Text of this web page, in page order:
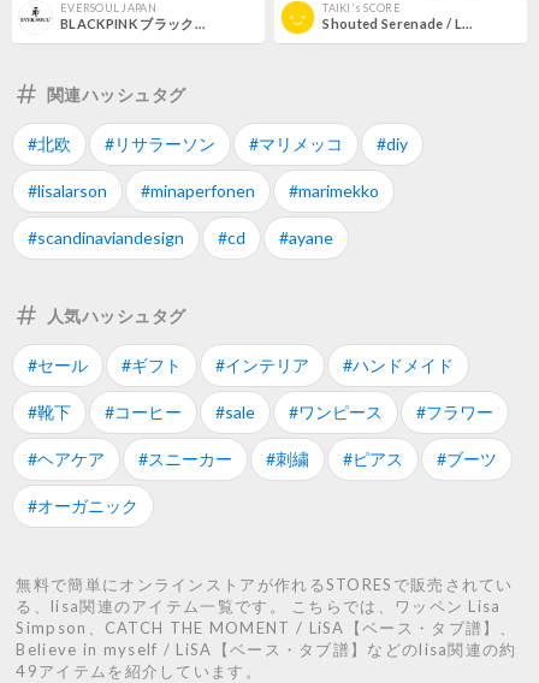
EVERSOUL JAPAN TAIKI's SCORE
関連ハッシュタグ
#北欧 #リサラーソン #マリメッコ #diy
#lisalarson #minaperfonen #marimekko
#scandinaviandesign #cd #ayane
人気ハッシュタグ
#セール #ギフト #インテリア #ハンドメイド
#靴下 #コーヒー #sale #ワンピース #フラワー
#ヘアケア #スニーカー #刺繍 #ピアス #ブーツ
#オーガニック
無料で簡単にオンラインストアが作れるSTORESで販売されてい
る、lisa関連のアイテム一覧です。 こちらでは、ワッペン Lisa
Simpson、CATCH THE MOMENT / LiSA【ベース・タブ譜】、
Believe in myself / LiSA【ベース・タブ譜】などのlisa関連の約
49アイテムを紹介しています。